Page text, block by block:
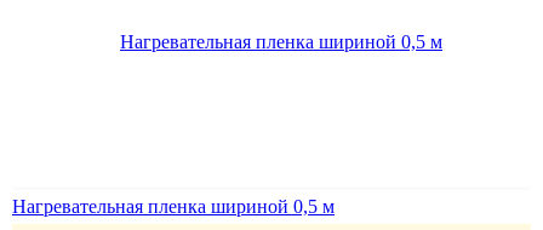
Нагревательная пленка шириной 0,5 м